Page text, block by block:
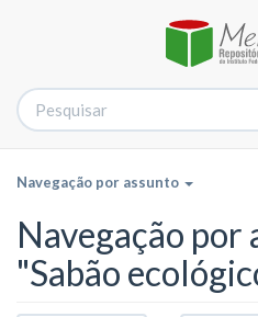
Navegação por assunto
Navegação por
"Sabão